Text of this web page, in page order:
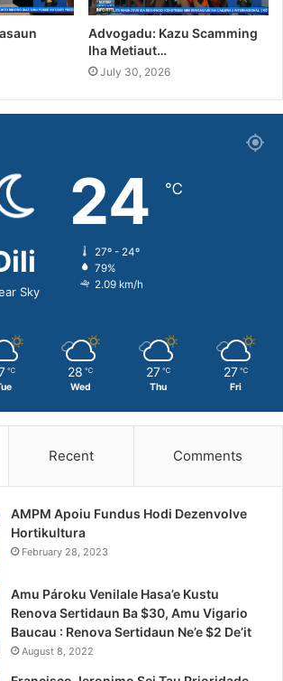
Advogadu: Kazu Scamming
Iha Metiaut…
July 30, 2026
Sky
24 ℃
27º - 24º
79%
2.09 km/h
℃ 28 ℃
Wed
27 ℃
Thu
27 ℃
Fri
Recent Comments
AMPM Apoiu Fundus Hodi Dezenvolve
Hortikultura
February 28, 2023
Amu Pároku Venilale Hasa’e Kustu
Renova Sertidaun Ba $30, Amu Vigario
Baucau : Renova Sertidaun Ne’e $2 De’it
August 8, 2022